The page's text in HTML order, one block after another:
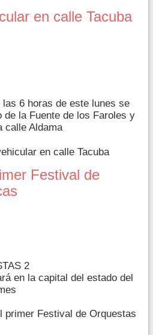
en calle Tacuba
6 horas de este lunes se
de la Fuente de los Faroles y
calle Aldama
en calle Tacuba
Festival de
en la capital del estado del
primer Festival de Orquestas